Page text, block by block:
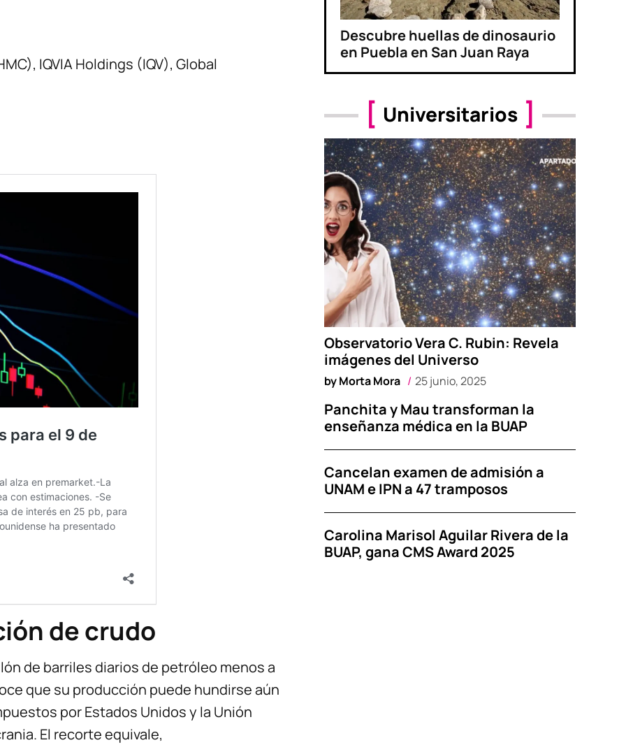
IQVIA Holdings (IQV), Global
de crudo
de barriles diarios de petróleo menos a
que su producción puede hundirse aún
por Estados Unidos y la Unión
El recorte equivale,
Descubre huellas de dinosaurio
en Puebla en San Juan Raya
Universitarios
Observatorio Vera C. Rubin: Revela
imágenes del Universo
byMorta Mora 25 junio, 2025
Panchita y Mau transforman la
enseñanza médica en la BUAP
Cancelan examen de admisión a
UNAM e IPN a 47 tramposos
Carolina Marisol Aguilar Rivera de la
BUAP, gana CMS Award 2025